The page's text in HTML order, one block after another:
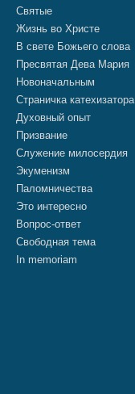
Святые
Жизнь во Христе
В свете Божьего слова
Пресвятая Дева Мария
Новоначальным
Страничка катехизатора
Духовный опыт
Призвание
Служение милосердия
Экуменизм
Паломничества
Это интересно
Вопрос-ответ
Свободная тема
In memoriam